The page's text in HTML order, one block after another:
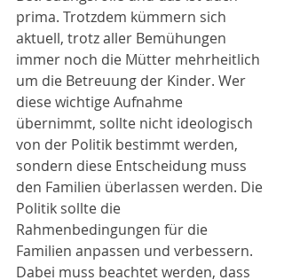
prima. Trotzdem kümmern sich
aktuell, trotz aller Bemühungen
immer noch die Mütter mehrheitlich
um die Betreuung der Kinder. Wer
diese wichtige Aufnahme
übernimmt, sollte nicht ideologisch
von der Politik bestimmt werden,
sondern diese Entscheidung muss
den Familien überlassen werden. Die
Politik sollte die
Rahmenbedingungen für die
Familien anpassen und verbessern.
Dabei muss beachtet werden, dass